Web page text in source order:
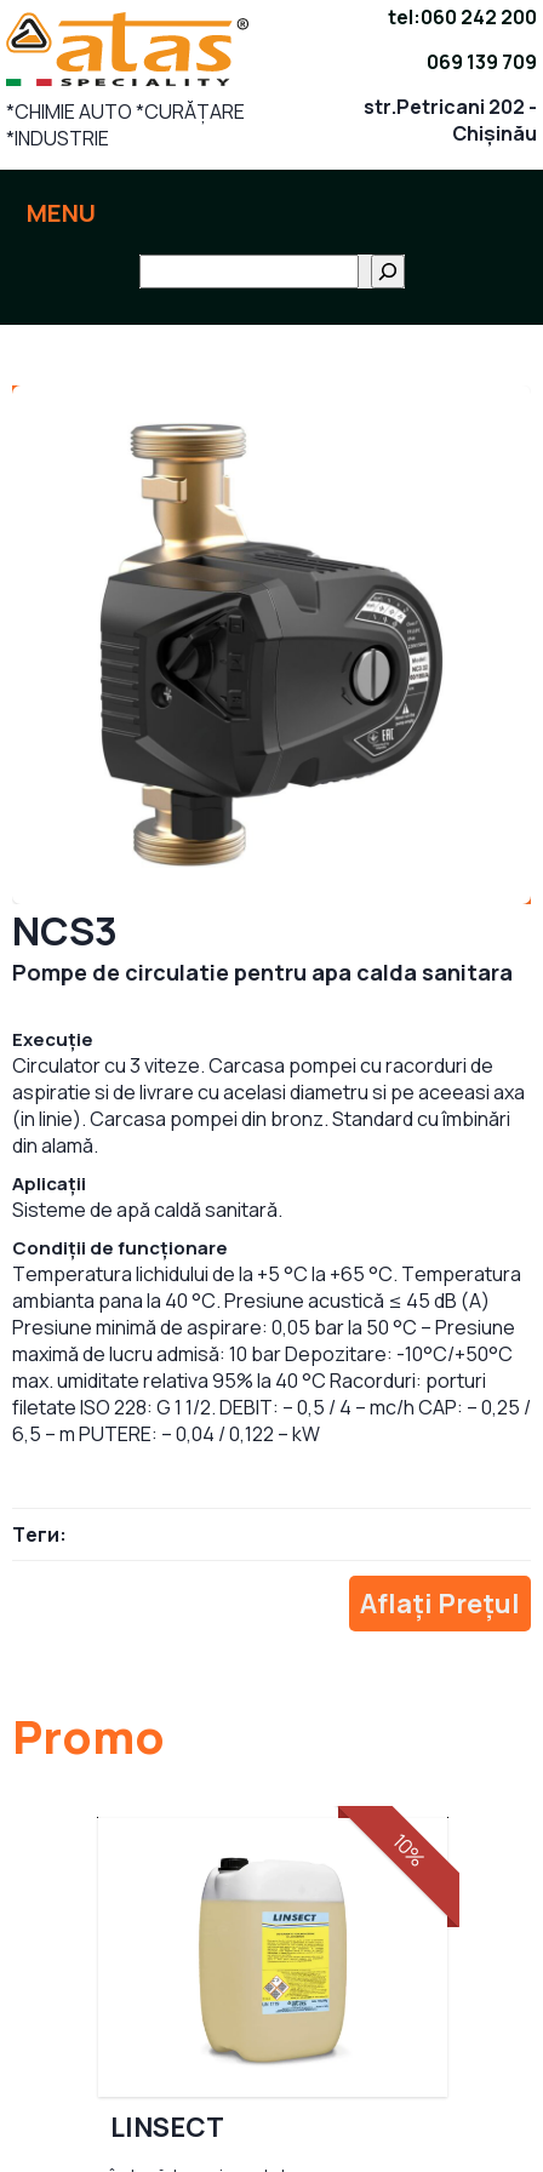
Sari
la
conținut
*CHIMIE AUTO *CURĂȚARE
*INDUSTRIE
tel:060 242 200
069 139 709
str.Petricani 202 -
Chișinău
MENU
NCS3
Pompe de circulatie pentru apa calda sanitara
Execuție
Circulator cu 3 viteze. Carcasa pompei cu racorduri de
aspiratie si de livrare cu acelasi diametru si pe aceeasi axa
(in linie). Carcasa pompei din bronz. Standard cu îmbinări
din alamă.
Aplicații
Sisteme de apă caldă sanitară.
Condiții de funcționare
Temperatura lichidului de la +5 °C la +65 °C. Temperatura
ambianta pana la 40 °C. Presiune acustică ≤ 45 dB (A)
Presiune minimă de aspirare: 0,05 bar la 50 °C – Presiune
maximă de lucru admisă: 10 bar Depozitare: -10°C/+50°C
max. umiditate relativa 95% la 40 °C Racorduri: porturi
filetate ISO 228: G 1 1/2. DEBIT: – 0,5 / 4 – mc/h CAP: – 0,25 /
6,5 – m PUTERE: – 0,04 / 0,122 – kW
Теги:
Aflați Prețul
Promo
10%
LINSECT